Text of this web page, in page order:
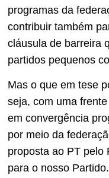
programas da
contribuir também
cláusula de barreira
partidos pequenos
Mas o que em tese
seja, com uma
em convergência
por meio da
proposta ao PT pelo
para o nosso